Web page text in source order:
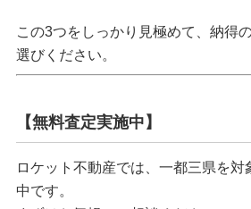
この3つをしっかり見極めて、納得
選びください。
【無料査定実施中】
ロケット不動産では、 一都三県を対
中です。